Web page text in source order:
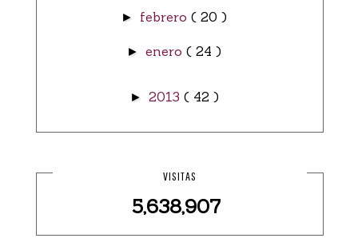
► febrero ( 20 )
► enero ( 24 )
► 2013 ( 42 )
VISITAS
5,638,907